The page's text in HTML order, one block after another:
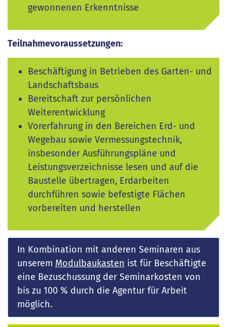
gewonnenen Erkenntnisse
Teilnahmevoraussetzungen:
Beschäftigung in Betrieben des Garten- und
Landschaftsbaus
Bereitschaft zur persönlichen
Weiterentwicklung
Vorerfahrung in den Bereichen Erd- und
Wegebau sowie Vermessungstechnik,
insbesonder Ausführungspläne und
Leistungsverzeichnisse lesen und auf die
Baustelle übertragen, Erdarbeiten
durchführen sowie befestigte Flächen
vorbereiten und herstellen
In Kombination mit anderen Seminaren aus
unserem Modulbaukasten ist für Beschäftigte
eine Bezuschussung der Seminarkosten von
bis zu 100 % durch die Agentur für Arbeit
möglich.